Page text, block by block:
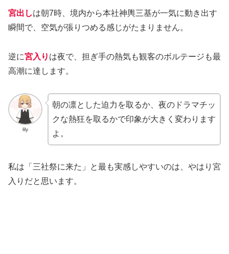
宮出しは朝7時、境内から本社神輿三基が一気に動き出す
瞬間で、空気が張りつめる感じがたまりません。
逆に宮入り は夜で、担ぎ手の熱気も観客のボルテージも最
高潮に達します。
lily
朝の凛とした迫力を取るか、夜のドラマチッ
クな熱狂を取るかで印象が大きく変わります
よ。
私は「三社祭に来た」と最も実感しやすいのは、やはり宮
入りだと思います。